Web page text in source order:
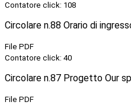
Contatore click: 108
Circolare n.88 Orario di
File PDF
Contatore click: 40
Circolare n.87 Progetto Our
File PDF